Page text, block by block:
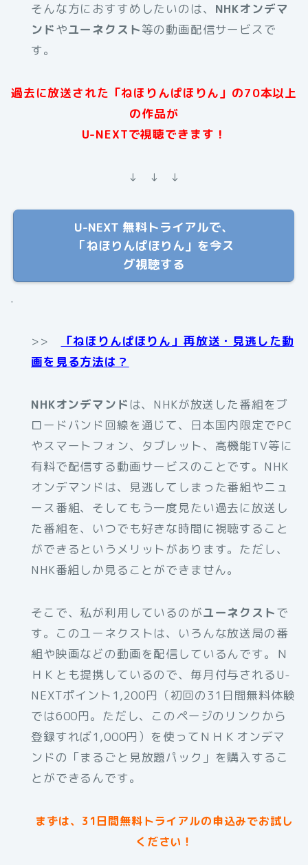
そんな方におすすめしたいのは、 NHKオンデマ
ンドやユーネクスト等の動画配信サービスで
す。
過去に放送された「ねほりんぱほりん」の70本以上
の作品が
U-NEXTで視聴できます！
↓ ↓ ↓
U-NEXT 無料トライアルで、
「ねほりんぱほりん」を今ス
グ視聴する
.
>>
「ねほりんぱほりん」再放送・見逃した動
画を見る方法は？
NHKオンデマンド は、NHKが放送した番組をブ
ロードバンド回線を通じて、日本国内限定でPC
やスマートフォン、タブレット、高機能TV等に
有料で配信する動画サービスのことです。NHK
オンデマンドは、見逃してしまった番組やニュ
ース番組、そしてもう一度見たい過去に放送し
た番組を、いつでも好きな時間に視聴すること
ができるというメリットがあります。ただし、
NHK番組しか見ることができません。
そこで、私が利用しているのがユーネクストで
す。このユーネクストは、いろんな放送局の番
組や映画などの動画を配信しているんです。Ｎ
ＨＫとも提携しているので、毎月付与されるU-
NEXTポイント1,200円（初回の31日間無料体験
では600円。ただし、このページのリンクから
登録すれば1,000円）を使ってＮＨＫオンデマ
ンドの「まるごと見放題パック」を購入するこ
とができるんです。
まずは、31日間無料トライアルの申込みでお試し
ください！